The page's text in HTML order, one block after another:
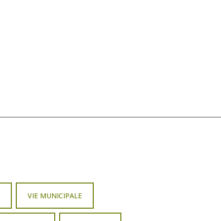
VIE MUNICIPALE